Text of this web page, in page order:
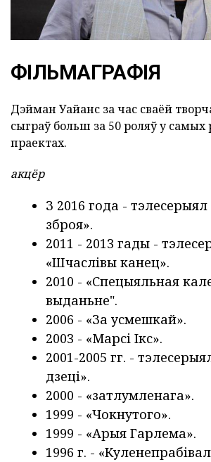
ФІЛЬМАГРАФІЯ
Дэйман Уайанс за час сваёй
сыграў больш за 50 роляў у самых
праектах.
акцёр
З 2016 года -
зброя».
2011 - 2013 гады -
«Шчаслівы канец».
2010 - «Спецыяльная
выданьне".
2006 - «За усмешкай».
2003 - «Марсі Ікс».
2001-2005 гг. -
дзеці».
2000 - «затлумленага».
1999 - «Чокнутого».
1999 - «Арыя Гарлема».
1996 г. -